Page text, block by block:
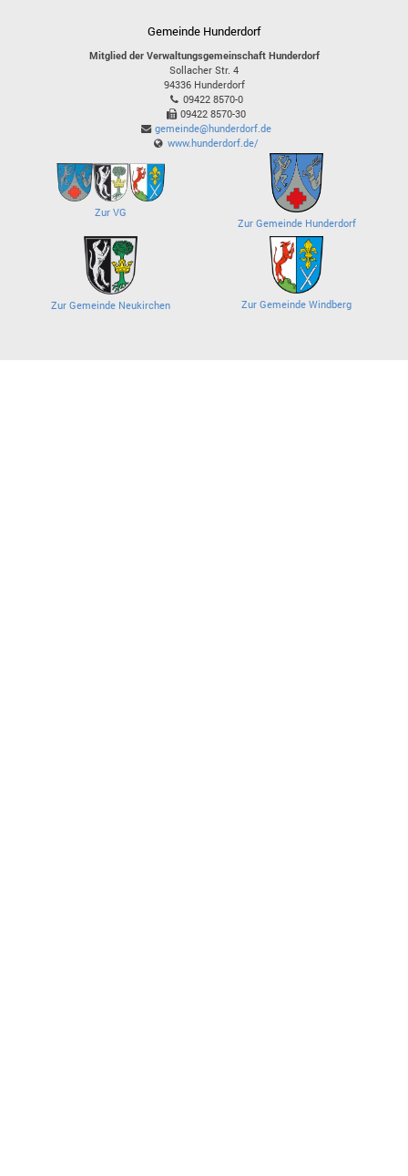
Gemeinde Hunderdorf
Mitglied der Verwaltungsgemeinschaft Hunderdorf
Sollacher Str. 4
94336 Hunderdorf
09422 8570-0
09422 8570-30
gemeinde@hunderdorf.de
www.hunderdorf.de/
Zur VG
Zur Gemeinde Hunderdorf
Zur Gemeinde Neukirchen Zur Gemeinde Windberg